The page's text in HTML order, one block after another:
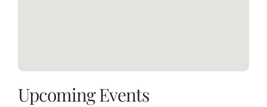
Upcoming Events